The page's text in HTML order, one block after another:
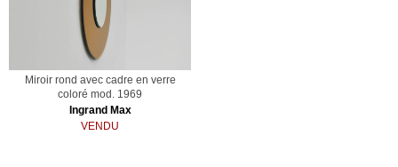
Miroir rond avec cadre en verre
coloré mod. 1969
Ingrand Max
VENDU